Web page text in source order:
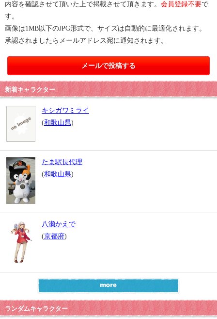
内容を確認させて頂いた上で掲載させて頂きます。 会員登録不要で
す。
画像は1MB以下のJPG形式で、サイズは自動的に最適化されます。
承認されましたらメールアドレス宛に通知されます。
メールで投稿する
新着キャラクター
キシガワミライ
(和歌山県)
たま駅長代理
(和歌山県)
八瀬かえで
(京都府)
ランダムキャラクター